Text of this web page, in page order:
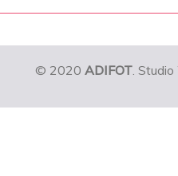
© 2020 ADIFOT.